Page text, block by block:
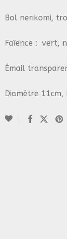
Bol nerikomi,
Faïence : vert,
Émail
Diamètre